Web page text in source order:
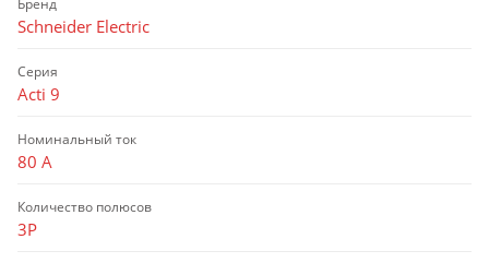
Бренд
Schneider Electric
Серия
Acti 9
Номинальный ток
80 А
Количество полюсов
3P